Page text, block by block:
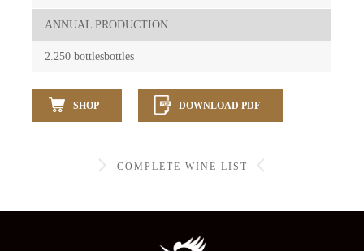
ANNUAL PRODUCTION
2.250 bottlesbottles
SHOP DOWNLOAD PDF
COMPLETE WINE LIST